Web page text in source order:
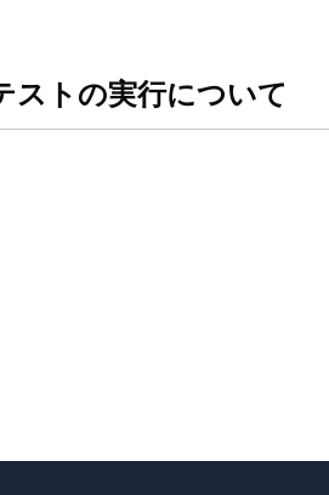
ストの実行について